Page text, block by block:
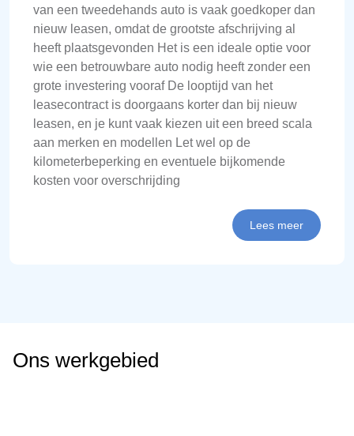
van een tweedehands auto is vaak goedkoper dan
nieuw leasen, omdat de grootste afschrijving al
heeft plaatsgevonden Het is een ideale optie voor
wie een betrouwbare auto nodig heeft zonder een
grote investering vooraf De looptijd van het
leasecontract is doorgaans korter dan bij nieuw
leasen, en je kunt vaak kiezen uit een breed scala
aan merken en modellen Let wel op de
kilometerbeperking en eventuele bijkomende
kosten voor overschrijding
Lees meer
Ons werkgebied